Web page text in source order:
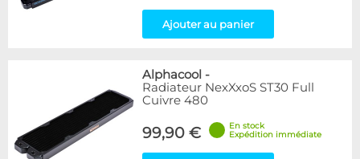
Ajouter au panier
Alphacool -
Radiateur NexXxoS ST30 Full
Cuivre 480
99,90 €
En stock
Expédition immédiate